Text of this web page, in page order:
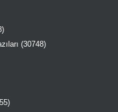
(30748)